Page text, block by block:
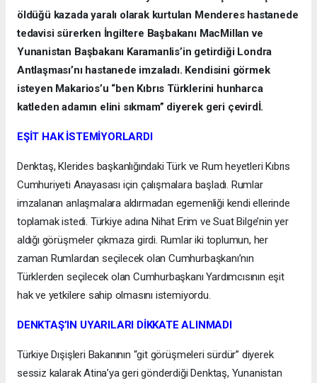
öldüğü kazada yaralı olarak kurtulan Menderes hastanede
tedavisi sürerken İngiltere Başbakanı MacMillan ve
Yunanistan Başbakanı Karamanlis’in getirdiği Londra
Antlaşması’nı hastanede imzaladı. Kendisini görmek
isteyen Makarios’u “ben Kıbrıs Türklerini hunharca
katleden adamın elini sıkmam” diyerek geri çevirdİ.
EŞİT HAK İSTEMİYORLARDI
Denktaş, Klerides başkanlığındaki Türk ve Rum heyetleri Kıbrıs
Cumhuriyeti Anayasası için çalışmalara başladı. Rumlar
imzalanan anlaşmalara aldırmadan egemenliği kendi ellerinde
toplamak istedi. Türkiye adına Nihat Erim ve Suat Bilge’nin yer
aldığı görüşmeler çıkmaza girdi. Rumlar iki toplumun, her
zaman Rumlardan seçilecek olan Cumhurbaşkanı’nın
Türklerden seçilecek olan Cumhurbaşkanı Yardımcısının eşit
hak ve yetkilere sahip olmasını istemiyordu.
DENKTAŞ’IN UYARILARI DİKKATE ALINMADI
Türkiye Dışişleri Bakanının “git görüşmeleri sürdür” diyerek
sessiz kalarak Atina’ya geri gönderdiği Denktaş, Yunanistan